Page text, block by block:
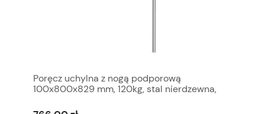
Poręcz uchylna z nogą podporową
100x800x829 mm, 120kg, stal nierdzewna,